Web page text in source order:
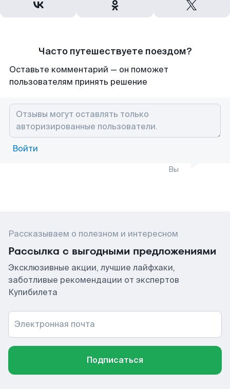
Часто путешествуете поездом?
Оставьте комментарий — он поможет
пользователям принять решение
Войти
Вы
Рассказываем о полезном и интересном
Рассылка с выгодными предложениями
Эксклюзивные акции, лучшие лайфхаки,
заботливые рекомендации от экспертов
Купибилета
Электронная почта
Подписаться